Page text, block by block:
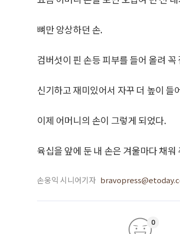
뼈만 앙상하던 손.
검버섯이 핀 손등 피부를 들어 올려
신기하고 재미있어서 자꾸 더 높이 들
이제 어머니의 손이 그렇게 되었다.
육십을 앞에 둔 내 손은 겨울마다 채
손웅익 시니어기자
0